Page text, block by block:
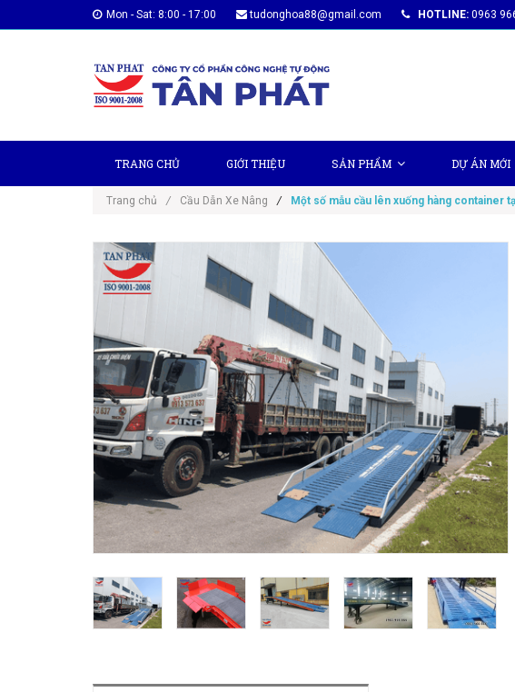
Mon - Sat: 8:00 - 17:00 tudonghoa88@gmail.com HOTLINE: 0963
TRANG CHỦ GIỚI THIỆU SẢN PHẨM DỰ ÁN MỚI
Trang chủ / Cầu Dẫn Xe Nâng / Một số mẫu cầu lên xuống hàng container